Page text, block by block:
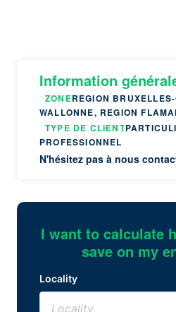
Information
ZONEREGION
WALLONNE, REGION
TYPE DE CLIENT
PROFESSIONNEL
N'hésitez pas à nous
I want to calculate
save on my
Locality